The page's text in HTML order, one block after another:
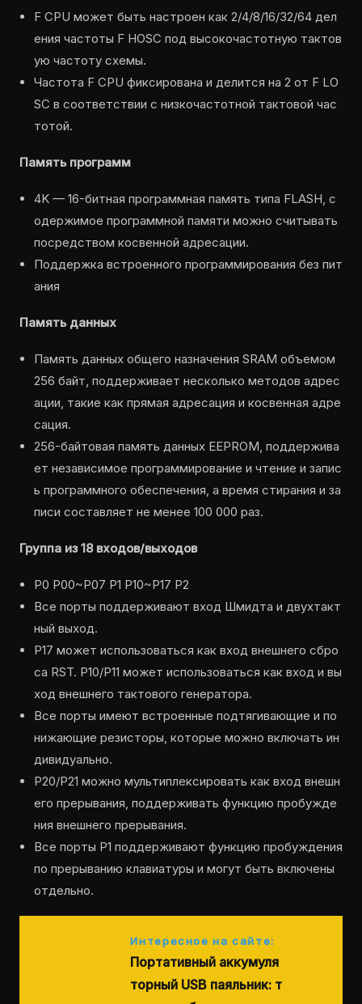
F CPU может быть настроен как 2/4/8/16/32/64 дел
ения частоты F HOSC под высокочастотную тактов
ую частоту схемы.
Частота F CPU фиксирована и делится на 2 от F LO
SC в соответствии с низкочастотной тактовой час
тотой.
Память программ
4K — 16-битная программная память типа FLASH, с
одержимое программной памяти можно считывать
посредством косвенной адресации.
Поддержка встроенного программирования без пит
ания
Память данных
Память данных общего назначения SRAM объемом
256 байт, поддерживает несколько методов адрес
ации, такие как прямая адресация и косвенная адре
сация.
256-байтовая память данных EEPROM, поддержива
ет независимое программирование и чтение и запис
ь программного обеспечения, а время стирания и за
писи составляет не менее 100 000 раз.
Группа из 18 входов/выходов
P0 P00~P07 P1 P10~P17 P2
Все порты поддерживают вход Шмидта и двухтакт
ный выход.
P17 может использоваться как вход внешнего сбро
са RST. P10/P11 может использоваться как вход и вы
ход внешнего тактового генератора.
Все порты имеют встроенные подтягивающие и по
нижающие резисторы, которые можно включать ин
дивидуально.
P20/P21 можно мультиплексировать как вход внешн
его прерывания, поддерживать функцию пробужде
ния внешнего прерывания.
Все порты P1 поддерживают функцию пробуждения
по прерыванию клавиатуры и могут быть включены
отдельно.
Интересное на сайте:
Портативный аккумуля
торный USB паяльник: т